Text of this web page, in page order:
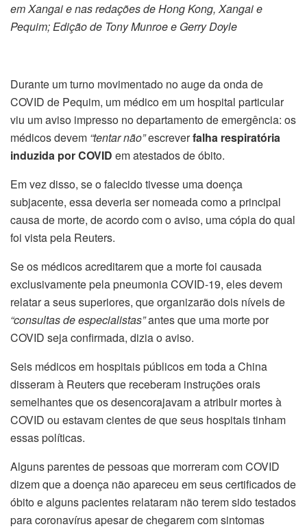
em Xangai e nas redações de Hong Kong, Xangai e
Pequim; Edição de Tony Munroe e Gerry Doyle
Durante um turno movimentado no auge da onda de
COVID de Pequim, um médico em um hospital particular
viu um aviso impresso no departamento de emergência: os
médicos devem “tentar não”escreverfalha respiratória
induzida por COVID em atestados de óbito.
Em vez disso, se o falecido tivesse uma doença
subjacente, essa deveria ser nomeada como a principal
causa de morte, de acordo com o aviso, uma cópia do qual
foi vista pela Reuters.
Se os médicos acreditarem que a morte foi causada
exclusivamente pela pneumonia COVID-19, eles devem
relatar a seus superiores, que organizarão dois níveis de
“consultas de especialistas”antes que uma morte por
COVID seja confirmada, dizia o aviso.
Seis médicos em hospitais públicos em toda a China
disseram à Reuters que receberam instruções orais
semelhantes que os desencorajavam a atribuir mortes à
COVID ou estavam cientes de que seus hospitais tinham
essas políticas.
Alguns parentes de pessoas que morreram com COVID
dizem que a doença não apareceu em seus certificados de
óbito e alguns pacientes relataram não terem sido testados
para coronavírus apesar de chegarem com sintomas